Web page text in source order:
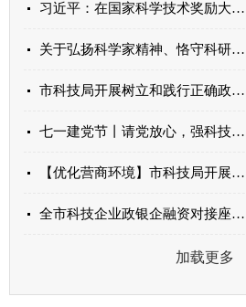
习近平：在国家科学技术奖励大会、两院院士大会、中国科协第十一次全国代表大会上的讲话
关于弘扬科学家精神、恪守科研诚信的倡议
市科技局开展树立和践行正确政绩观学习教育专题党课——以正确政绩观推动“十五五”科技创新良好开局
七一建党节丨请党放心，强科技有我
【优化营商环境】市科技局开展科研诚信入企宣传
全市科技企业政银企融资对接座谈会召开
加载更多